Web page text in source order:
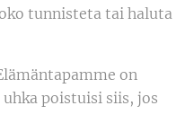
tunnisteta tai haluta
on
poistuisi siis, jos